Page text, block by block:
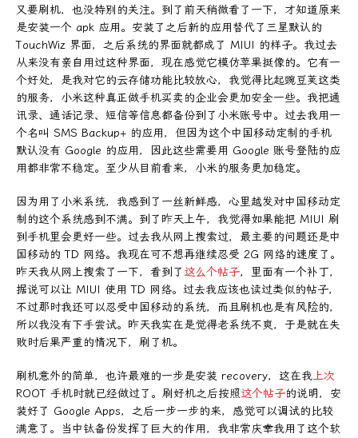
又要刷机，也没特别的关注。到了前天稍微看了一下，才知道原来
是安装一个 apk 应用。安装了之后新的应用替代了三星默认的
TouchWiz 界面，之后系统的界面就都成了 MIUI 的样子。我过去
从来没有亲自用过这种界面，现在感觉它模仿苹果挺像的。它有一
个好处，是我对它的云存储功能比较放心，我觉得比起豌豆荚这类
的服务，小米这种真正做手机买卖的企业会更加安全一些。我把通
讯录、通话记录、短信等信息都备份到了小米账号中。过去我用一
个名叫 SMS Backup+ 的应用，但因为这个中国移动定制的手机
默认没有 Google 的应用，因此这些需要用 Google 账号登陆的应
用都非常不稳定。至少从目前看来，小米的服务更加稳定。
因为用了小米系统，我感到了一丝新鲜感，心里越发对中国移动定
制的这个系统感到不满。到了昨天上午，我觉得如果能把 MIUI 刷
到手机里会更好一些。过去我从网上搜索过，最主要的问题还是中
国移动的 TD 网络。我现在可不想再继续忍受 2G 网络的速度了。
昨天我从网上搜索了一下，看到了 这么个帖子，里面有一个补丁，
据说可以让 MIUI 使用 TD 网络。过去我应该也读过类似的帖子，
不过那时我还可以忍受中国移动的系统，而且刷机也是有风险的，
所以我没有下手尝试。昨天我实在是觉得老系统不爽，于是就在失
败时后果严重的情况下，刷了机。
刷机意外的简单，也许最难的一步是安装 recovery，这在我上次
ROOT 手机时就已经做过了。刷好机之后按照这个帖子的说明，安
装好了 Google Apps，之后一步一步的来，感觉可以调试的比较
满意了。当中钛备份发挥了巨大的作用，我非常庆幸我用了这个软